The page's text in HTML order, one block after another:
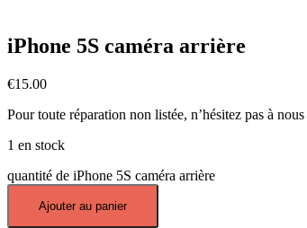
iPhone 5S caméra arrière
€15.00
Pour toute réparation non listée, n’hésitez pas à nous
1 en stock
quantité de iPhone 5S caméra arrière
Ajouter au panier